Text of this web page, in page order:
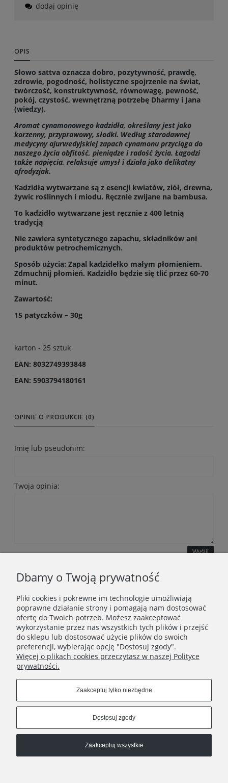
dodaj opinię
OPIS
Słowo sattva oznacza dobro, pozytywność, prawdę,
zdrowie, pogodność, holistyczne spojrzenie na świat,
twórczość, konstruktywność, równowagę, pewność,
pokój, czystość, wewnętrzną potrzebę Dharmy i Jana
(wiedzy).
Aromat cynamonowego kadzidła, określany jest jako
korzenny, przyprawowy, słodki. Według starodawnej
medycyny ajurwedyjskiej zapach cynamonu przyciąga do
naszego życia obfitość, pieniądze i radość życia. Łagodzi
także napięcia, relaksuje umysł i działa jako delikatny
afrodyzjak.
Kadzidła wytwarzane są z esencji kwiatów, ziół, drewna,
żywic roślinnych i miodu. Ręcznie zwijane na bambusa.
To kadzidło wytwarzane jest ręcznie z 400 letnią
tradycją
Nie zawiera syntetycznego zapachu, składników ani
produktów petrochemicznych.
Sposób użycia: Zapal kadzidełko małym płomieniem.
Zdmuchnij płomień. Kadzidło będzie się tlić przez 60-70
minut.
Zawartość:
15 patyczków – 30g
karton - 25 sztuk
EAN: 8032749393848
EAN: 5903794180161
OPINIE O PRODUKCIE (0)
Imię lub pseudonim:
Twoja opinia:
Wyślij
WAŻNE INFORMACJE
POLECANE STRONY
Dbamy o Twoją prywatność
Pliki cookies i pokrewne im technologie umożliwiają
poprawne działanie strony i pomagają nam dostosować
ofertę do Twoich potrzeb. Możesz zaakceptować
wykorzystanie przez nas wszystkich tych plików i przejść
do sklepu lub dostosować użycie plików do swoich
preferencji, wybierając opcję "Dostosuj zgody".
Więcej o plikach cookies przeczytasz w naszej Polityce
prywatności.
Zaakceptuj tylko niezbędne
Dostosuj zgody
Zaakceptuj wszystkie